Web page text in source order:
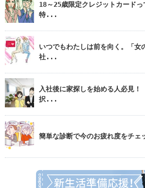
18～25歳限定クレジットカードっ
特...
いつでもわたしは前を向く。「女
社...
入社後に家探しを始める人必見
択...
簡単な診断で今のお疲れ度をチェ